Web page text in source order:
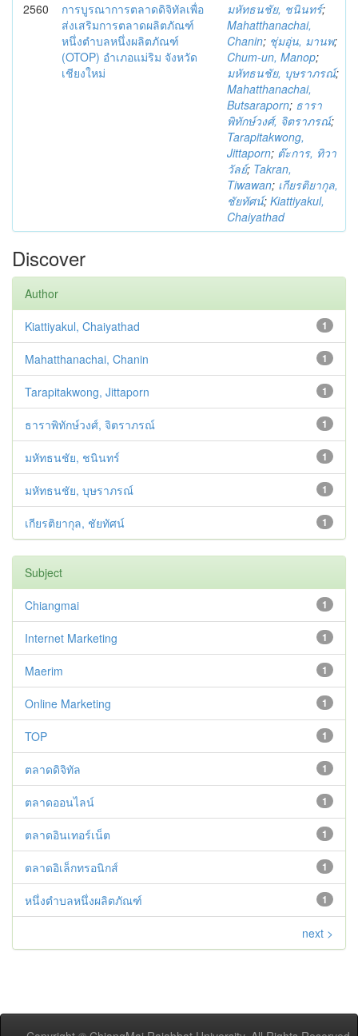
2560
การบูรณาการตลาดดิจิทัลเพื่อ
ส่งเสริมการตลาดผลิตภัณฑ์
หนึ่งตำบลหนึ่งผลิตภัณฑ์
(OTOP) อำเภอแม่ริม จังหวัด
เชียงใหม่
มหัทธนชัย, ชนินทร์;
Mahatthanachai,
Chanin; ชุ่มอุ่น, มานพ;
Chum-un, Manop;
มหัทธนชัย, บุษราภรณ์;
Mahatthanachai,
Butsaraporn; ธารา
พิทักษ์วงศ์, จิตราภรณ์;
Tarapitakwong,
Jittaporn; ต๊ะการ, ทิวา
วัลย์; Takran,
Tiwawan; เกียรติยากุล,
ชัยทัศน์; Kiattiyakul,
Chaiyathad
Discover
Author
1
Kiattiyakul, Chaiyathad
1
Mahatthanachai, Chanin
1
Tarapitakwong, Jittaporn
1
ธาราพิทักษ์วงศ์, จิตราภรณ์
1
มหัทธนชัย, ชนินทร์
1
มหัทธนชัย, บุษราภรณ์
1
เกียรติยากุล, ชัยทัศน์
Subject
1
Chiangmai
1
Internet Marketing
1
Maerim
1
Online Marketing
1
TOP
1
ตลาดดิจิทัล
1
ตลาดออนไลน์
1
ตลาดอินเทอร์เน็ต
1
ตลาดอิเล็กทรอนิกส์
1
หนึ่งตำบลหนึ่งผลิตภัณฑ์
next >